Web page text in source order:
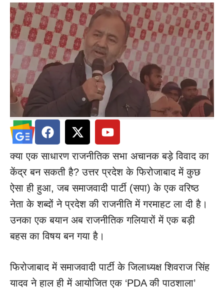
क्या एक साधारण राजनीतिक सभा अचानक बड़े विवाद का
केंद्र बन सकती है? उत्तर प्रदेश के फिरोजाबाद में कुछ
ऐसा ही हुआ, जब समाजवादी पार्टी (सपा) के एक वरिष्ठ
नेता के शब्दों ने प्रदेश की राजनीति में गरमाहट ला दी है।
उनका एक बयान अब राजनीतिक गलियारों में एक बड़ी
बहस का विषय बन गया है।
फिरोजाबाद में समाजवादी पार्टी के जिलाध्यक्ष शिवराज सिंह
यादव ने हाल ही में आयोजित एक ‘PDA की पाठशाला’